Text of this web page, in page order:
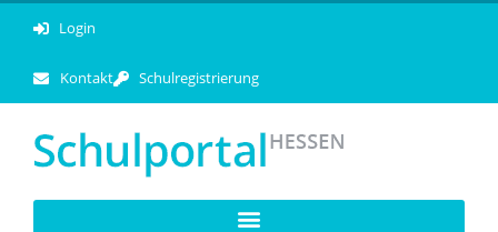
Login
Kontakt Schulregistrierung